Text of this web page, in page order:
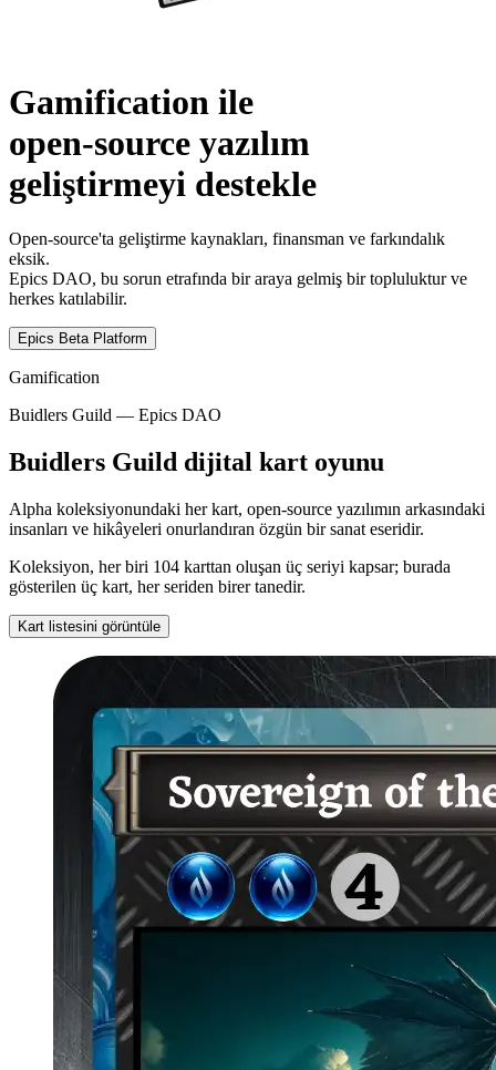
Gamification ile
open-source yazılım
geliştirmeyi destekle
Open-source'ta geliştirme kaynakları, finansman ve farkındalık
eksik.
Epics DAO, bu sorun etrafında bir araya gelmiş bir topluluktur ve
herkes katılabilir.
Epics Beta Platform
Gamification
Buidlers Guild — Epics DAO
Buidlers Guild dijital kart oyunu
Alpha koleksiyonundaki her kart, open-source yazılımın arkasındaki
insanları ve hikâyeleri onurlandıran özgün bir sanat eseridir.
Koleksiyon, her biri 104 karttan oluşan üç seriyi kapsar; burada
gösterilen üç kart, her seriden birer tanedir.
Kart listesini görüntüle